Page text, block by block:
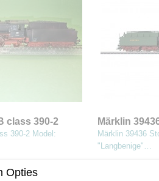
class 390-2
390-2 Model:
Märklin
3/6, de
Märklin 39436
"Langbenige"…
Opties